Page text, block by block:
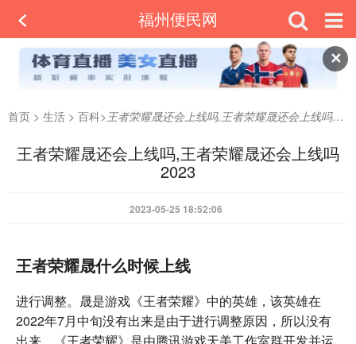
✕
福州便民网
首页 > 生活 > 百科> 王者荣耀晟还会上线吗,王者荣耀晟还会上线吗2023
王者荣耀晟还会上线吗,王者荣耀晟还会上线吗
2023
2023-05-25 18:52:06
王者荣耀晟什么时候上线
进行调整。晟是游戏《王者荣耀》中的英雄，该英雄在
2022年7月中旬没有出来是由于进行调整原因，所以没有
出来。《王者荣耀》是由腾讯游戏天美工作室群开发并运